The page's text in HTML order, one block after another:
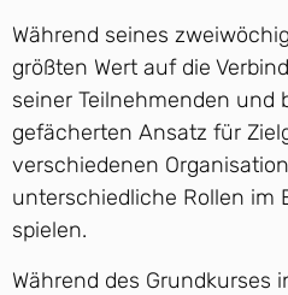
Während seines
größten Wert auf die
seiner Teilnehmenden und
gefächerten Ansatz für
verschiedenen
unterschiedliche Rollen im
spielen.
Während des Grundkurses